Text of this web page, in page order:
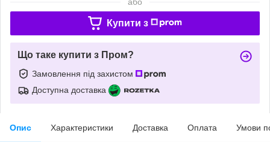
Купити з
Що таке купити з Пром?
Замовлення під захистом
Доступна доставка
Опис Характеристики Доставка Оплата Умови